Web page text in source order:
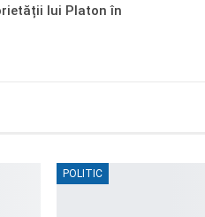
lui Platon în
POLITIC